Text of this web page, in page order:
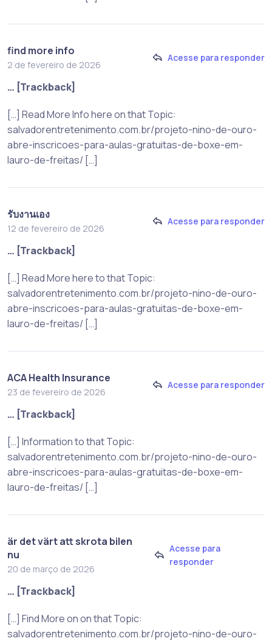
find more info
2 de fevereiro de 2026
Acesse para responder
… [Trackback]
[…] Read More Info here on that Topic:
salvadorentretenimento.com.br/projeto-nino-de-ouro-
abre-inscricoes-para-aulas-gratuitas-de-boxe-em-
lauro-de-freitas/ […]
รับงานเอง
12 de fevereiro de 2026
Acesse para responder
… [Trackback]
[…] Read More here to that Topic:
salvadorentretenimento.com.br/projeto-nino-de-ouro-
abre-inscricoes-para-aulas-gratuitas-de-boxe-em-
lauro-de-freitas/ […]
ACA Health Insurance
23 de fevereiro de 2026
Acesse para responder
… [Trackback]
[…] Information to that Topic:
salvadorentretenimento.com.br/projeto-nino-de-ouro-
abre-inscricoes-para-aulas-gratuitas-de-boxe-em-
lauro-de-freitas/ […]
är det värt att skrota bilen
nu
20 de março de 2026
Acesse para
responder
… [Trackback]
[…] Find More on on that Topic:
salvadorentretenimento.com.br/projeto-nino-de-ouro-